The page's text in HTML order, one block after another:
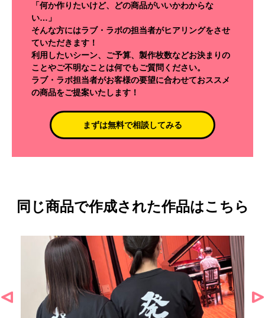
「何か作りたいけど、どの商品がいいかわからな
い…」
そんな方にはラブ・ラボの担当者がヒアリングをさせ
ていただきます！
利用したいシーン、ご予算、製作枚数などお決まりの
ことやご不明なことは何でもご質問ください。
ラブ・ラボ担当者がお客様の要望に合わせておススメ
の商品をご提案いたします！
まずは無料で相談してみる
同じ商品で作成された作品はこちら